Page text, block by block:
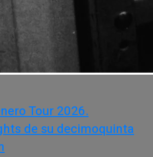
Tour 2026.
de su decimoquinta